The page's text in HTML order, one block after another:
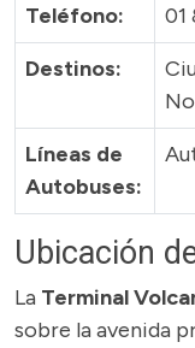
Teléfono:
01
Destinos:
Líneas de
Autobuses:
Ubicación
La Terminal
sobre la avenida